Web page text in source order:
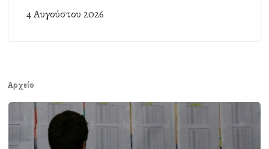
4 Αυγούστου 2026
Αρχείο